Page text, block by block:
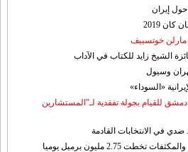
إيران
مارلن خوتسييف
الشيخ زايد للكتاب في الآداب
وسيول
«السوداء»
للقيام بجولة تفقدية لـ"المستشارين
ضدي في الانتخابات القادمة
2.75 مليون برميل يوميا